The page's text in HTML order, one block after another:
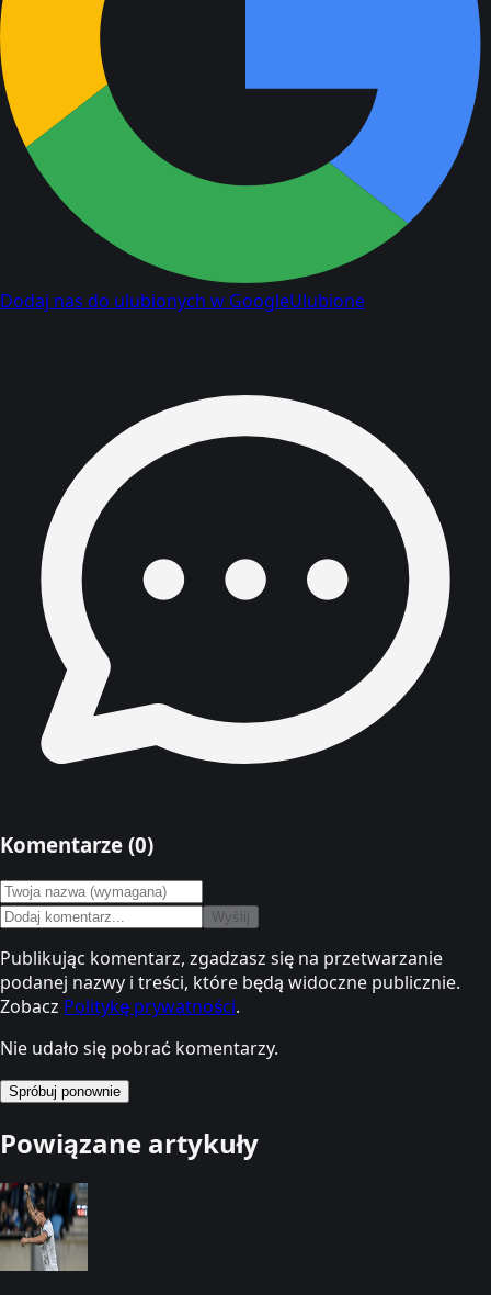
Dodaj nas do ulubionych w GoogleUlubione
Komentarze (0)
Wyślij
Publikując komentarz, zgadzasz się na przetwarzanie
podanej nazwy i treści, które będą widoczne publicznie.
Zobacz Politykę prywatności.
Nie udało się pobrać komentarzy.
Spróbuj ponownie
Powiązane artykuły